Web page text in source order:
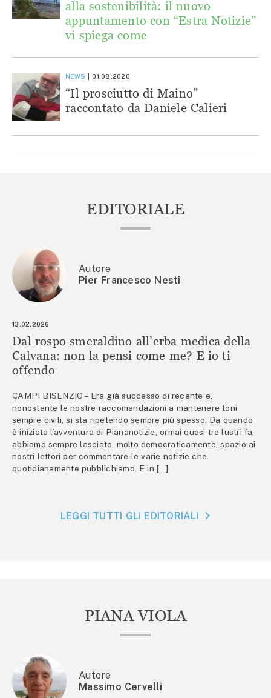
alla sostenibilità: il nuovo
appuntamento con “Estra Notizie”
vi spiega come
NEWS 01.08.2020
“Il prosciutto di Maino”
raccontato da Daniele Calieri
EDITORIALE
Autore
Pier Francesco Nesti
13.02.2026
Dal rospo smeraldino all’erba medica della
Calvana: non la pensi come me? E io ti
offendo
CAMPI BISENZIO – Era già successo di recente e,
nonostante le nostre raccomandazioni a mantenere toni
sempre civili, si sta ripetendo sempre più spesso. Da quando
è iniziata l’avventura di Piananotizie, ormai quasi tre lustri fa,
abbiamo sempre lasciato, molto democraticamente, spazio ai
nostri lettori per commentare le varie notizie che
quotidianamente pubblichiamo. E in […]
LEGGI TUTTI GLI EDITORIALI
PIANA VIOLA
Autore
Massimo Cervelli